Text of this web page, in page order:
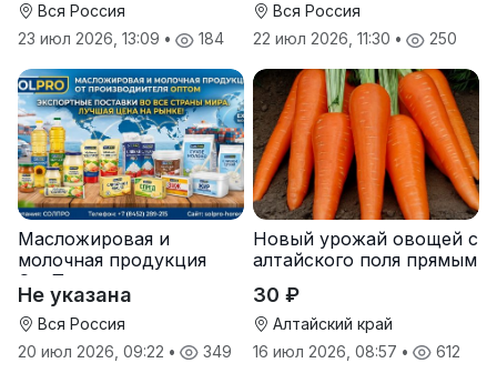
Вся Россия
23 июл 2026, 13:09 • 184
Вся Россия
22 июл 2026, 11:30 • 250
Масложировая и
молочная продукция
СолПро — экспортные
поставки
Не указана
Вся Россия
20 июл 2026, 09:22 • 349
Новый урожай овощей с
алтайского поля прямым
30 ₽
Алтайский край
16 июл 2026, 08:57 • 612